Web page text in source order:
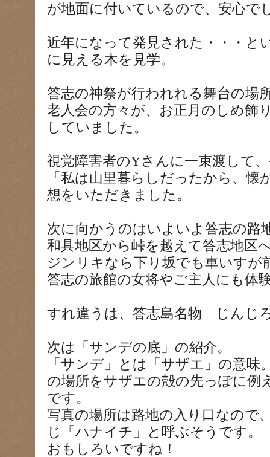
が地面に付いているので、安心で
近年になって発見された・・・と
に見える木を見学。
答志の神祭が行われれる舞台の場
老人会の方々が、お正月のしめ飾
していました。
視覚障害者のYさんに一束渡して
「私は山里暮らしだったから、懐
想をいただきました。
次に向かうのはいよいよ答志の路
和具地区から峠を越えて答志地区
ジンリキなら下り坂でも車いすが
答志の旅館の女将やご主人にも体
すれ違うは、答志島名物 じんじ
次は「サンデの底」の紹介。
「サンデ」とは「サザエ」の意味
の場所をサザエの殻の先っぽに例
です。
写真の場所は路地の入り口なので
じ「ハナイチ」と呼ぶそうです。
おもしろいですね！